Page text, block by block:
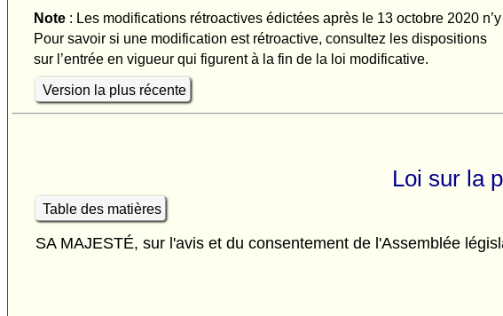
Note: Les modifications rétroactives édictées après le 13 octobre 2020
Pour savoir si une modification est rétroactive, consultez les dispositions
sur l’entrée en vigueur qui figurent à la fin de la loi modificative.
Version la plus récente
Loi sur la
Table des matières
SA MAJESTÉ, sur l'avis et du consentement de l'Assemblée